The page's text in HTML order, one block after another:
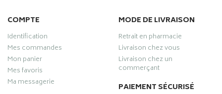
COMPTE
Identification
Mes commandes
Mon panier
Mes favoris
Ma messagerie
MODE DE LIVRAISON
Retrait en pharmacie
Livraison chez vous
Livraison chez un
commerçant
PAIEMENT SÉCURISÉ